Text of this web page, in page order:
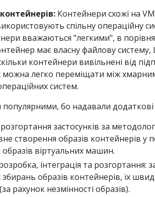
Контейнери схожі на
спільну операційну
вважаються "легкими", в
має власну файлову
контейнери вивільнені від
можна легко переміщати між
систем.
бо надавали додаткові
застосунків за
створення образів контейнерів у
віртуальних машин.
інтеграція та розгортання:
образів контейнерів, їх
рахунок незмінності образів).